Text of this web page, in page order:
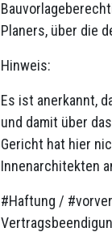
Planers, über die
Hinweis:
Es ist anerkannt,
und damit über
Gericht hat hier
Innenarchitekten
#Haftung /